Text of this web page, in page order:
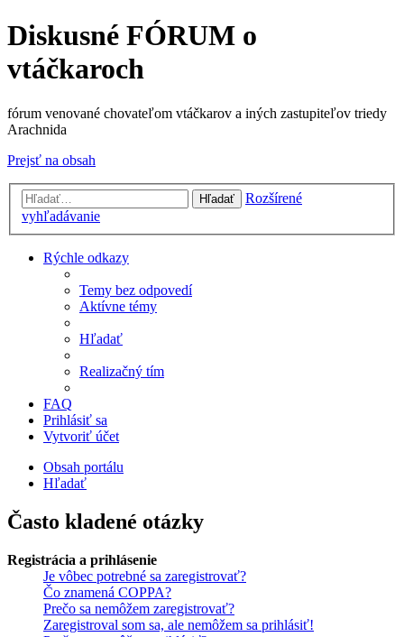
Diskusné FÓRUM o
vtáčkaroch
fórum venované chovateľom vtáčkarov a iných zastupiteľov triedy
Arachnida
Prejsť na obsah
Hľadať
Rozšírené
vyhľadávanie
Rýchle odkazy
Temy bez odpovedí
Aktívne témy
Hľadať
Realizačný tím
FAQ
Prihlásiť sa
Vytvoriť účet
Obsah portálu
Hľadať
Často kladené otázky
Registrácia a prihlásenie
Je vôbec potrebné sa zaregistrovať?
Čo znamená COPPA?
Prečo sa nemôžem zaregistrovať?
Zaregistroval som sa, ale nemôžem sa prihlásiť!